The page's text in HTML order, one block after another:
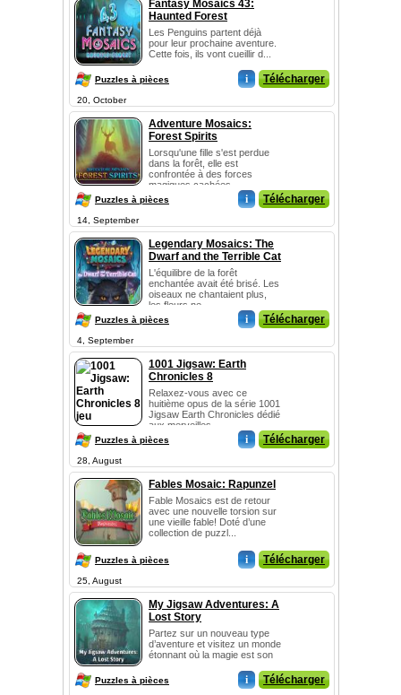
Fantasy Mosaics 43:
Haunted Forest
Les Penguins partent déjà
pour leur prochaine aventure.
Cette fois, ils vont cueillir d...
Puzzles à pièces i Télécharger
20, October
Adventure Mosaics:
Forest Spirits
Lorsqu'une fille s'est perdue
dans la forêt, elle est
confrontée à des forces
magiques cachées....
Puzzles à pièces i Télécharger
14, September
Legendary Mosaics: The
Dwarf and the Terrible Cat
L'équilibre de la forêt
enchantée avait été brisé. Les
oiseaux ne chantaient plus,
les fleurs ne...
Puzzles à pièces i Télécharger
4, September
1001 Jigsaw: Earth
Chronicles 8
Relaxez-vous avec ce
huitième opus de la série 1001
Jigsaw Earth Chronicles dédié
aux merveilles ...
Puzzles à pièces i Télécharger
28, August
Fables Mosaic: Rapunzel
Fable Mosaics est de retour
avec une nouvelle torsion sur
une vieille fable! Doté d’une
collection de puzzl...
Puzzles à pièces i Télécharger
25, August
My Jigsaw Adventures: A
Lost Story
Partez sur un nouveau type
d’aventure et visitez un monde
étonnant où la magie est son
Puzzles à pièces i Télécharger